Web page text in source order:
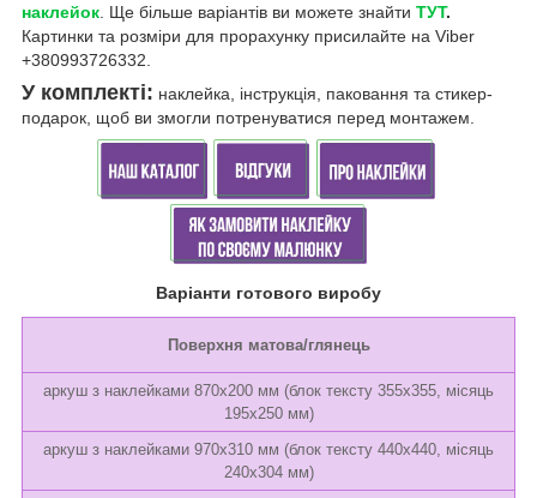
наклейок . Ще більше варіантів ви можете знайти ТУТ.
Картинки та розміри для прорахунку присилайте на Viber
+380993726332.
У комплекті: наклейка, інструкція, паковання та стикер-
подарок, щоб ви змогли потренуватися перед монтажем.
Варіанти готового виробу
Поверхня матова/глянець
аркуш з наклейками 870х200 мм (блок тексту 355х355, місяць
195х250 мм)
аркуш з наклейками 970х310 мм (блок тексту 440х440, місяць
240х304 мм)